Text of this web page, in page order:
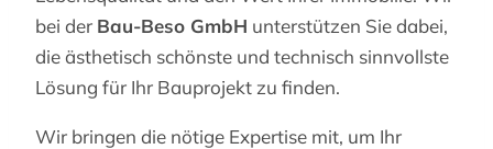
bei der Bau-Beso GmbH unterstützen Sie dabei,
die ästhetisch schönste und technisch sinnvollste
Lösung für Ihr Bauprojekt zu finden.
Wir bringen die nötige Expertise mit, um Ihr